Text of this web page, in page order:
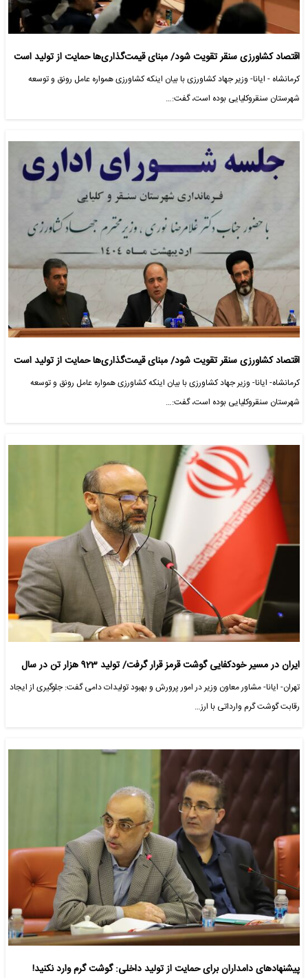
اقتصاد کشاورزی سنقر تقویت شود/ مبنای قیمت‌گذاری‌ها حمایت از تولید است
کرمانشاه - ایانا- وزیر جهاد کشاورزی با بیان اینکه کشاورزی همواره عامل رونق و توسعه
شهرستان سنقروکلیایی بوده است، گفت:…
اقتصاد کشاورزی سنقر تقویت شود/ مبنای قیمت‌گذاری‌ها حمایت از تولید است
کرمانشاه- ایانا- وزیر جهاد کشاورزی با بیان اینکه کشاورزی همواره عامل رونق و توسعه
شهرستان سنقروکلیایی بوده است، گفت:…
ایران در مسیر خودکفایی گوشت قرمز قرار گرفت/ تولید 923 هزار تن در سال
تهران- ایانا- مشاور معاون وزیر در امور پرورش و بهبود تولیدات دامی گفت: جلوگیری از ایجاد
رقابت گوشت گرم وارداتی با ارز…
پیشنهادهای دامداران برای حمایت از تولید داخلی: گوشت گرم وارد نکنید!